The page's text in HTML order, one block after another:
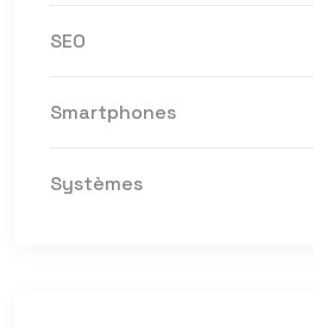
SEO
Smartphones
Systèmes